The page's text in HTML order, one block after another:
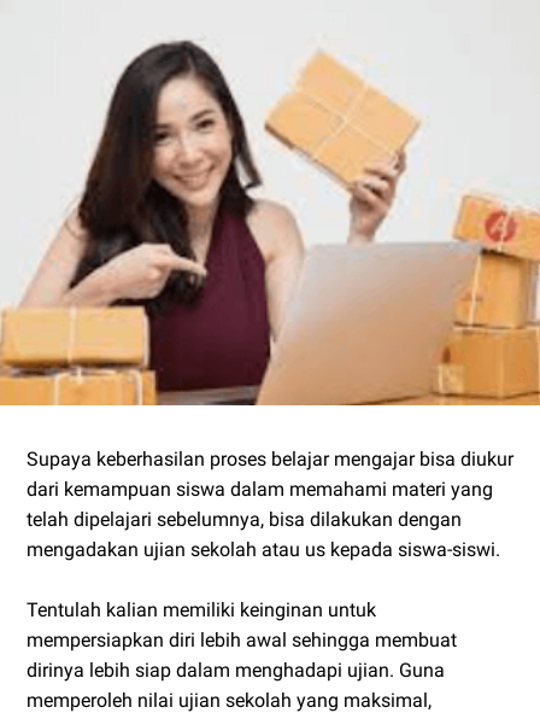
Supaya keberhasilan proses belajar mengajar bisa diukur
dari kemampuan siswa dalam memahami materi yang
telah dipelajari sebelumnya, bisa dilakukan dengan
mengadakan ujian sekolah atau us kepada siswa-siswi.
Tentulah kalian memiliki keinginan untuk
mempersiapkan diri lebih awal sehingga membuat
dirinya lebih siap dalam menghadapi ujian. Guna
memperoleh nilai ujian sekolah yang maksimal,